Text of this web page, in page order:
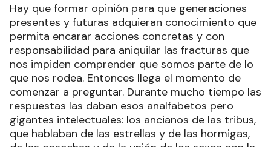
Hay que formar opinión para que generaciones
presentes y futuras adquieran conocimiento que
permita encarar acciones concretas y con
responsabilidad para aniquilar las fracturas que
nos impiden comprender que somos parte de lo
que nos rodea. Entonces llega el momento de
comenzar a preguntar. Durante mucho tiempo las
respuestas las daban esos analfabetos pero
gigantes intelectuales: los ancianos de las tribus,
que hablaban de las estrellas y de las hormigas,